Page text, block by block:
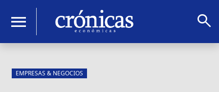
menu search
EMPRESAS & NEGOCIOS